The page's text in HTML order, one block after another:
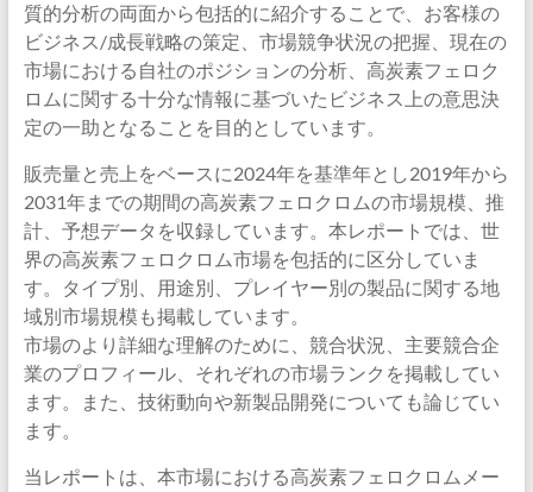
質的分析の両面から包括的に紹介することで、お客様の
ビジネス/成長戦略の策定、市場競争状況の把握、現在の
市場における自社のポジションの分析、高炭素フェロク
ロムに関する十分な情報に基づいたビジネス上の意思決
定の一助となることを目的としています。
販売量と売上をベースに2024年を基準年とし2019年から
2031年までの期間の高炭素フェロクロムの市場規模、推
計、予想データを収録しています。本レポートでは、世
界の高炭素フェロクロム市場を包括的に区分していま
す。タイプ別、用途別、プレイヤー別の製品に関する地
域別市場規模も掲載しています。
市場のより詳細な理解のために、競合状況、主要競合企
業のプロフィール、それぞれの市場ランクを掲載してい
ます。また、技術動向や新製品開発についても論じてい
ます。
当レポートは、本市場における高炭素フェロクロムメー